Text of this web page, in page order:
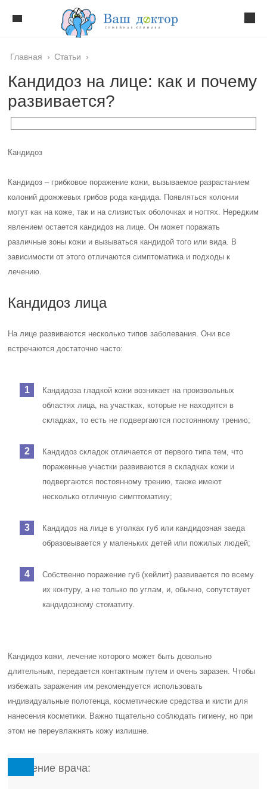
Главная › Статьи ›
Кандидоз на лице: как и почему
развивается?
Кандидоз
Кандидоз – грибковое поражение кожи, вызываемое разрастанием
колоний дрожжевых грибов рода кандида. Появляться колонии
могут как на коже, так и на слизистых оболочках и ногтях. Нередким
явлением остается кандидоз на лице. Он может поражать
различные зоны кожи и вызываться кандидой того или вида. В
зависимости от этого отличаются симптоматика и подходы к
лечению.
Кандидоз лица
На лице развиваются несколько типов заболевания. Они все
встречаются достаточно часто:
Кандидоза гладкой кожи возникает на произвольных
областях лица, на участках, которые не находятся в
складках, то есть не подвергаются постоянному трению;
Кандидоз складок отличается от первого типа тем, что
пораженные участки развиваются в складках кожи и
подвергаются постоянному трению, также имеют
несколько отличную симптоматику;
Кандидоз на лице в уголках губ или кандидозная заеда
образовывается у маленьких детей или пожилых людей;
Собственно поражение губ (хейлит) развивается по всему
их контуру, а не только по углам, и, обычно, сопутствует
кандидозному стоматиту.
Кандидоз кожи, лечение которого может быть довольно
длительным, передается контактным путем и очень заразен. Чтобы
избежать заражения им рекомендуется использовать
индивидуальные полотенца, косметические средства и кисти для
нанесения косметики. Важно тщательно соблюдать гигиену, но при
этом не переувлажнять кожу излишне.
Мнение врача: